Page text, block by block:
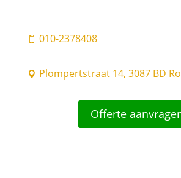
 010-2378408
 Plompertstraat 14, 3087 BD
Offerte